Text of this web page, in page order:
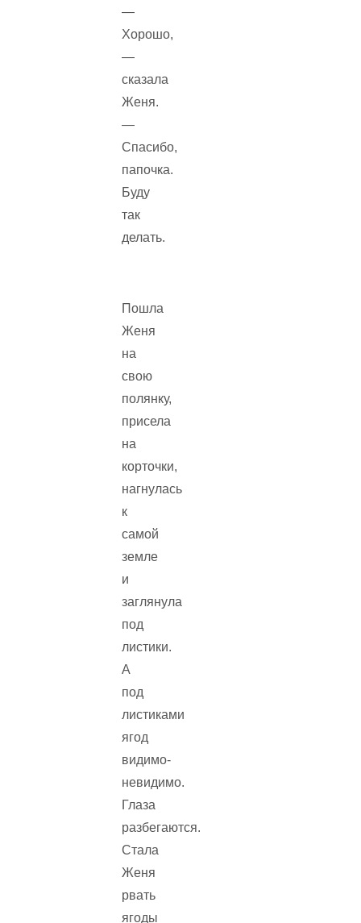
—
Хорошо,
—
сказала
Женя.
—
Спасибо,
папочка.
Буду
так
делать.
Пошла
Женя
на
свою
полянку,
присела
на
корточки,
нагнулась
к
самой
земле
и
заглянула
под
листики.
А
под
листиками
ягод
видимо-
невидимо.
Глаза
разбегаются.
Стала
Женя
рвать
ягоды